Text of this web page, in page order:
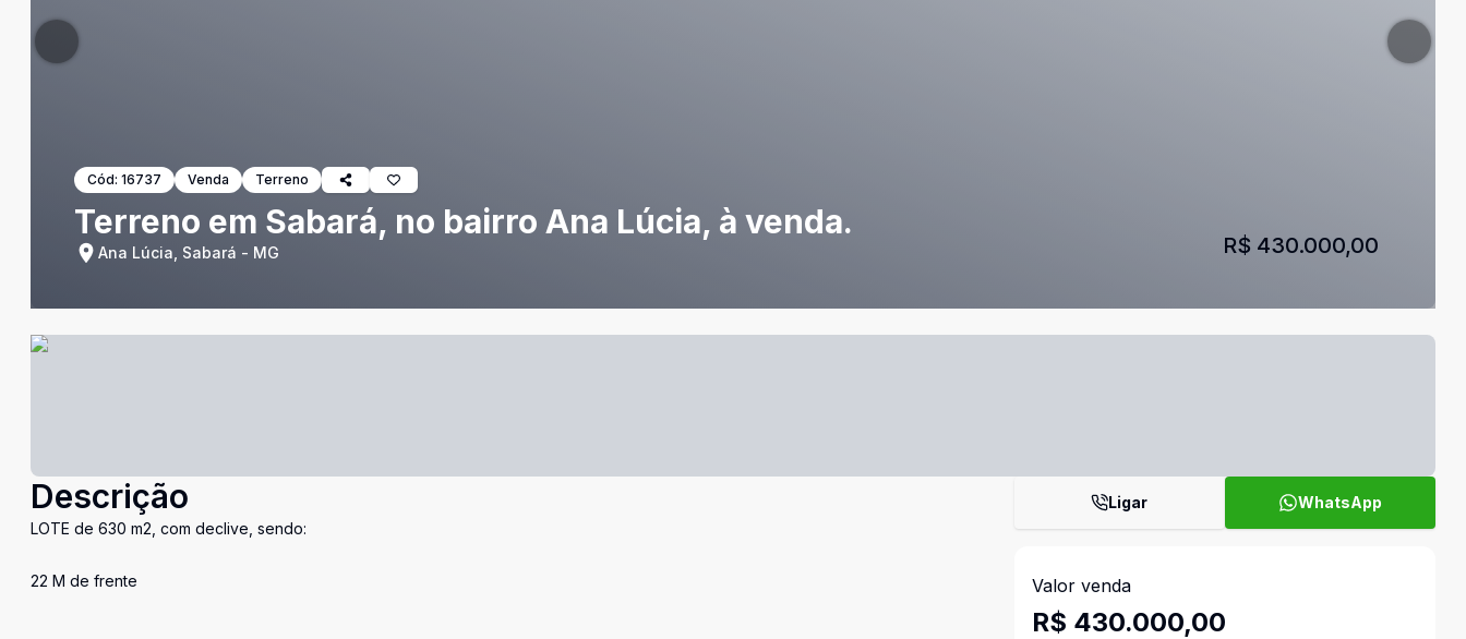
Cód: 16737 Venda Terreno
Terreno em Sabará, no bairro Ana Lúcia, à venda.
Ana Lúcia, Sabará - MG R$ 430.000,00
Descrição
LOTE de 630 m2, com declive, sendo:
22 M de frente
Ligar WhatsApp
Valor venda
R$ 430.000,00